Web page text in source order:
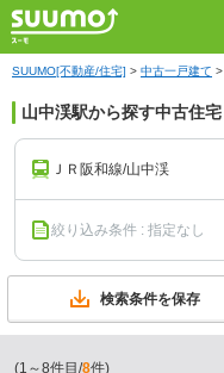
SUUMO[不動産/住宅] > 中古一戸建て >
山中渓駅から探す中古住
ＪＲ阪和線/山中渓
絞り込み条件 : 指定なし
検索条件を保存
(1 ～8件目/8件)